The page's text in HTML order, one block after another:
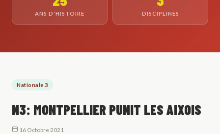
ANS D'HISTOIRE DISCIPLINES
Nationale 3
N3: MONTPELLIER PUNIT LES AIXOIS
16 Octobre 2021